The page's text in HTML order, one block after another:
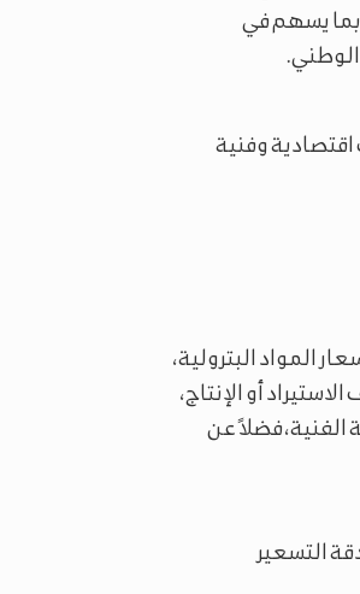
بما يسهم في
الوطني.
اقتصادية وفنية
المواد البترولية،
أو الإنتاج،
فضلاً عن
التسعير